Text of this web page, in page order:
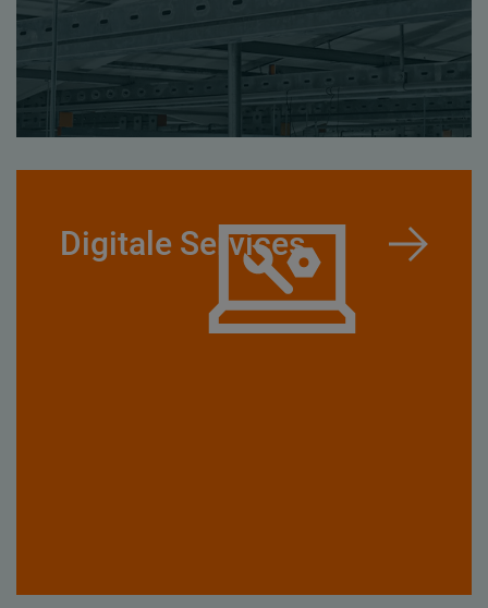
Digitale Services